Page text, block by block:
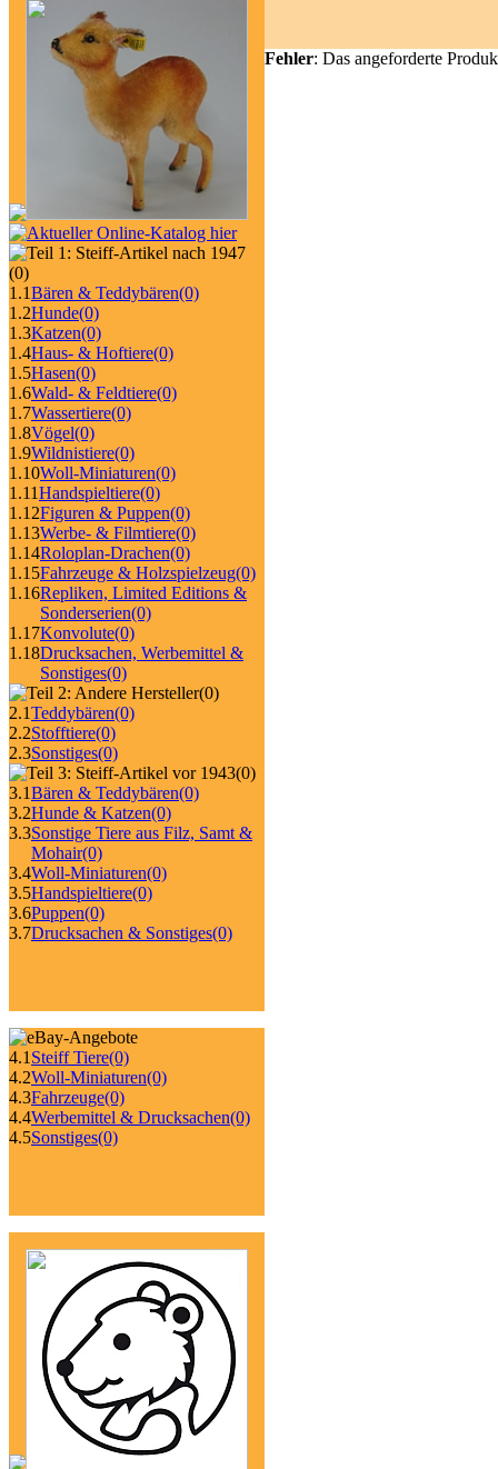
(0)
1.1Bären & Teddybären(0)
1.2Hunde(0)
1.3Katzen(0)
1.4Haus- & Hoftiere(0)
1.5Hasen(0)
1.6Wald- & Feldtiere(0)
1.7Wassertiere(0)
1.8Vögel(0)
1.9Wildnistiere(0)
1.10Woll-Miniaturen(0)
1.11Handspieltiere(0)
1.12Figuren & Puppen(0)
1.13Werbe- & Filmtiere(0)
1.14Roloplan-Drachen(0)
1.15Fahrzeuge & Holzspielzeug(0)
1.16Repliken, Limited Editions &
Sonderserien(0)
1.17Konvolute(0)
1.18Drucksachen, Werbemittel &
Sonstiges(0)
(0)
2.1Teddybären(0)
2.2Stofftiere(0)
2.3Sonstiges(0)
(0)
3.1Bären & Teddybären(0)
3.2Hunde & Katzen(0)
3.3Sonstige Tiere aus Filz, Samt &
Mohair(0)
3.4Woll-Miniaturen(0)
3.5Handspieltiere(0)
3.6Puppen(0)
3.7Drucksachen & Sonstiges(0)
4.1 Steiff Tiere(0)
4.2Woll-Miniaturen(0)
4.3Fahrzeuge(0)
4.4Werbemittel & Drucksachen(0)
4.5Sonstiges(0)
Fehler: Das angeforderte